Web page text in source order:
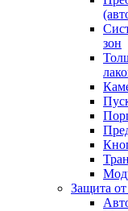
зон
Защита от